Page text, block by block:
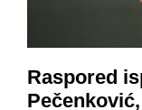
Raspored